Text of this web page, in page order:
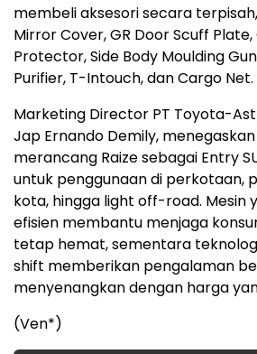
membeli aksesori secara
Mirror Cover, GR Door Scuff Plate,
Protector, Side Body Moulding
Purifier, T-Intouch, dan Cargo Net.
Marketing Director PT Toyota-
Jap Ernando Demily,
merancang Raize sebagai Entry
untuk penggunaan di perkotaan,
kota, hingga light off-road. Mesin
efisien membantu menjaga
tetap hemat, sementara
shift memberikan pengalaman
menyenangkan dengan harga
(Ven*)